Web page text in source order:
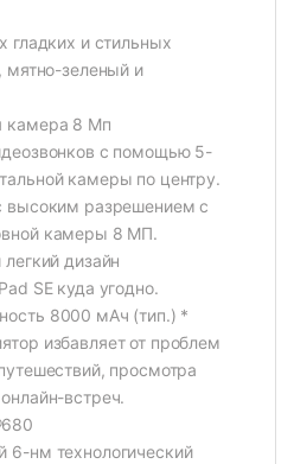
гладких и стильных
мятно-зеленый и
камера 8 Мп
с помощью 5-
камеры по центру.
высоким разрешением с
камеры 8 МП.
дизайн
SE куда угодно.
8000 мАч (тип.) *
избавляет от проблем
просмотра
встреч.
6-нм технологический